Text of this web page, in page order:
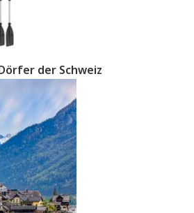
der Schweiz